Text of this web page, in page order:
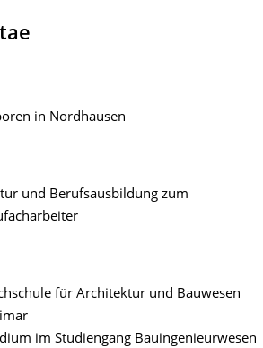
in Nordhausen
und Berufsausbildung zum
für Architektur und Bauwesen
im Studiengang Bauingenieurwesen